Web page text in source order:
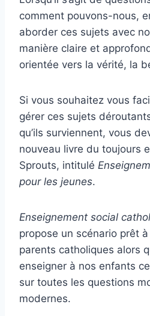
comment pouvons-nous,
aborder ces sujets avec
manière claire et
orientée vers la vérité, la
Si vous souhaitez vous
gérer ces sujets
qu’ils surviennent, vous
nouveau livre du toujours
Sprouts, intitulé
pour les jeunes.
Enseignement social
propose un scénario prêt à
parents catholiques alors
enseigner à nos enfants
sur toutes les questions
modernes.